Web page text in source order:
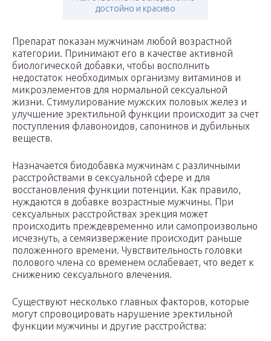
достойно и красиво
Препарат показан мужчинам любой возрастной
категории. Принимают его в качестве активной
биологической добавки, чтобы восполнить
недостаток необходимых организму витаминов и
микроэлементов для нормальной сексуальной
жизни. Стимулирование мужских половых желез и
улучшение эректильной функции происходит за счет
поступления флавоноидов, сапонинов и дубильных
веществ.
Назначается биодобавка мужчинам с различными
расстройствами в сексуальной сфере и для
восстановления функции потенции. Как правило,
нуждаются в добавке возрастные мужчины. При
сексуальных расстройствах эрекция может
происходить преждевременно или самопроизвольно
исчезнуть, а семяизвержение происходит раньше
положенного времени. Чувствительность головки
полового члена со временем ослабевает, что ведет к
снижению сексуального влечения.
Существуют несколько главных факторов, которые
могут спровоцировать нарушение эректильной
функции мужчины и другие расстройства: